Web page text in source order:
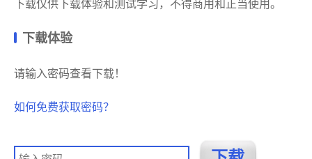
下载仅供下载体验和测试学习，不得商用和正当使用。
下载体验
请输入密码查看下载！
如何免费获取密码？